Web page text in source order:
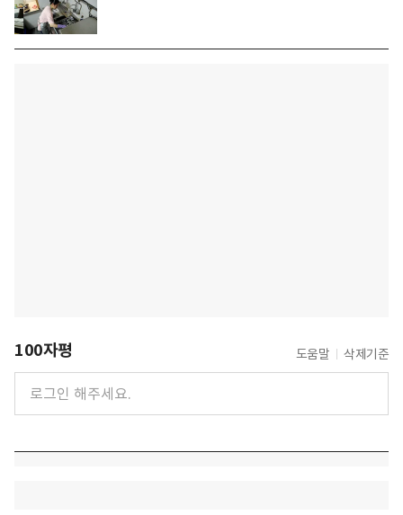
100자평 도움말 삭제기준